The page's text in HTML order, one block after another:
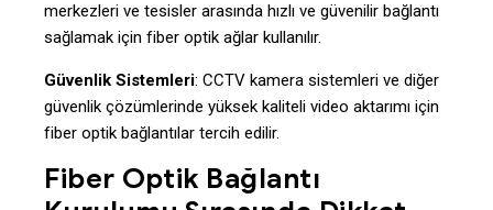
merkezleri ve tesisler arasında hızlı ve güvenilir bağlantı
sağlamak için fiber optik ağlar kullanılır.
Güvenlik Sistemleri: CCTV kamera sistemleri ve diğer
güvenlik çözümlerinde yüksek kaliteli video aktarımı için
fiber optik bağlantılar tercih edilir.
Fiber Optik Bağlantı